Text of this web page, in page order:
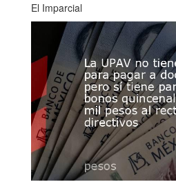
El Imparcial